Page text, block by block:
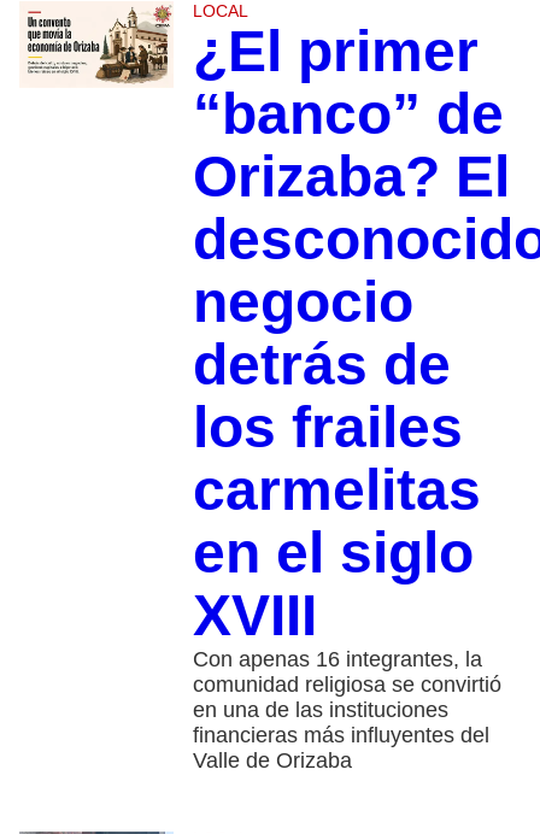
LOCAL
¿El primer
“banco” de
Orizaba? El
negocio
detrás de
los frailes
carmelitas
en el siglo
XVIII
Con apenas 16 integrantes, la
comunidad religiosa se convirtió
en una de las instituciones
financieras más influyentes del
Valle de Orizaba